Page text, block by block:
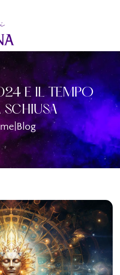
E IL TEMPO
SCHIUSA
|Blog